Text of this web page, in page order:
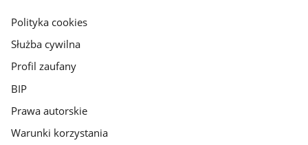
gov.pl
Polityka cookies
Służba cywilna
Profil zaufany
BIP
Prawa autorskie
Warunki korzystania